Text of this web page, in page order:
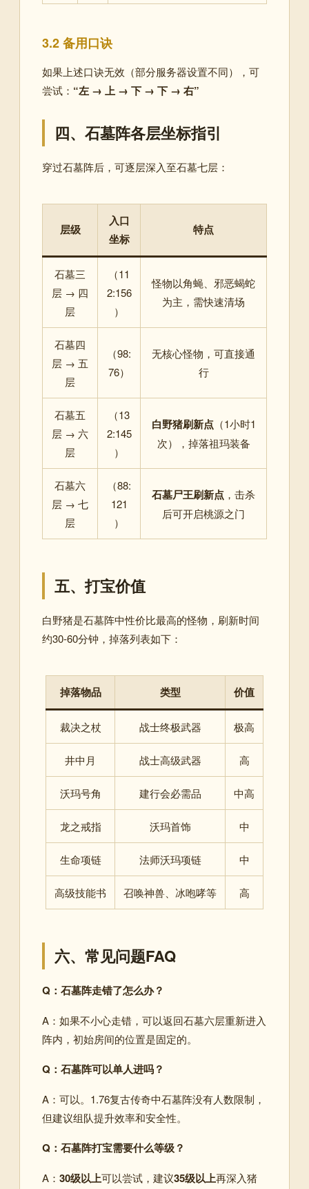
3.2 备用口诀
如果上述口诀无效（部分服务器设置不同），可
尝试： “左 → 上 → 下 → 下 → 右”
四、石墓阵各层坐标指引
穿过石墓阵后，可逐层深入至石墓七层：
层级
入口
坐标
特点
石墓三
层 → 四
层
（11
2:156
）
怪物以角蝇、邪恶蝎蛇
为主，需快速清场
石墓四
层 → 五
层
（98:
76）
无核心怪物，可直接通
行
石墓五
层 → 六
层
（13
2:145
）
白野猪刷新点（1小时1
次），掉落祖玛装备
石墓六
层 → 七
层
（88:
121
）
石墓尸王刷新点 ，击杀
后可开启桃源之门
五、打宝价值
白野猪是石墓阵中性价比最高的怪物，刷新时间
约30-60分钟，掉落列表如下：
掉落物品 类型 价值
裁决之杖 战士终极武器 极高
井中月 战士高级武器 高
沃玛号角 建行会必需品 中高
龙之戒指 沃玛首饰 中
生命项链 法师沃玛项链 中
高级技能书 召唤神兽、冰咆哮等 高
六、常见问题FAQ
Q：石墓阵走错了怎么办？
A：如果不小心走错，可以返回石墓六层重新进入
阵内，初始房间的位置是固定的。
Q：石墓阵可以单人进吗？
A：可以。1.76复古传奇中石墓阵没有人数限制，
但建议组队提升效率和安全性。
Q：石墓阵打宝需要什么等级？
A： 30级以上可以尝试，建议35级以上再深入猪